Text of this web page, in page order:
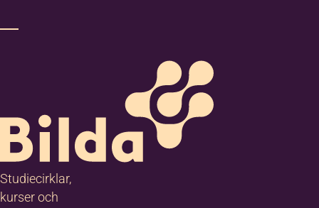
Studiecirklar,
kurser och